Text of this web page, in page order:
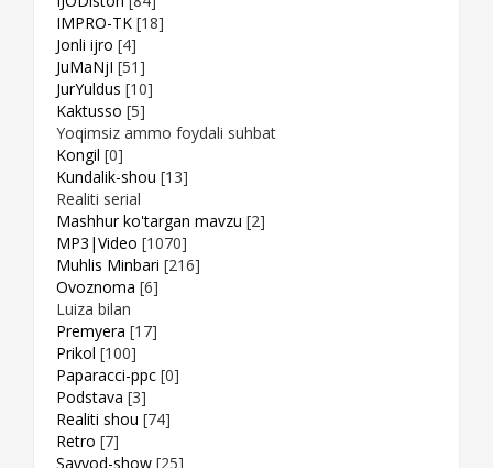
IMPRO-TK [18]
Jonli ijro [4]
JuMaNjI [51]
JurYuldus [10]
Kaktusso [5]
Yoqimsiz ammo foydali suhbat
Kongil [0]
Kundalik-shou [13]
Realiti serial
Mashhur ko'targan mavzu [2]
MP3|Video [1070]
Muhlis Minbari [216]
Ovoznoma [6]
Luiza bilan
Premyera [17]
Prikol [100]
Paparacci-ppc [0]
Podstava [3]
Realiti shou [74]
Retro [7]
Sayyod-show [25]